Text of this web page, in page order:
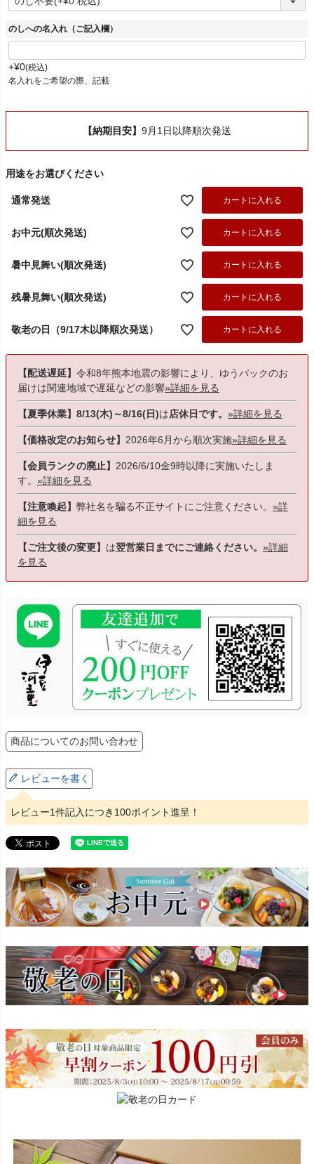
)
のしへの名入れ（ご記入欄）
+¥0 税込
名入れをご希望の際、記載
【納期目安】 9月1日以降順次発送
用途をお選びください
通常発送 カートに入れる
お中元(順次発送) カートに入れる
暑中見舞い(順次発送) カートに入れる
残暑見舞い(順次発送) カートに入れる
敬老の日（9/17木以降順次発送） カートに入れる
【配送遅延】 令和8年熊本地震の影響により、ゆうパックのお
届けは関連地域で遅延などの影響»詳細を見る
【夏季休業】8/13(木)～8/16(日)は店休日です。 »詳細を見る
【価格改定のお知らせ】 2026年6月から順次実施»詳細を見る
【会員ランクの廃止】 2026/6/10金9時以降に実施いたしま
す。 »詳細を見る
【注意喚起】 弊社名を騙る不正サイトにご注意ください。 »詳
細を見る
【ご注文後の変更】 は翌営業日までにご連絡ください。 »詳細
を見る
商品についてのお問い合わせ
レビューを書く
レビュー1件記入につき100ポイント進呈！